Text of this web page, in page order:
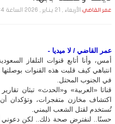
عمر القاضيالأربعاء , 21 يـنـاير , 2026 الساعة 12:02:34 AM
عمر القاضي / لا ميديا -
أمس، وأنا أتابع قنوات التلفاز
انتباهي كيف قلبت هذه القنوات
في الجنوب المحتل.
قناتا «العربية» و«الحدث» تبثان
اكتشاف مخازن متفجرات، وتؤكدان أن
تُستخدم لقتل الشعب اليمني.
حسنًا.. لنفترض صحة ذلك.. لكن دعوني